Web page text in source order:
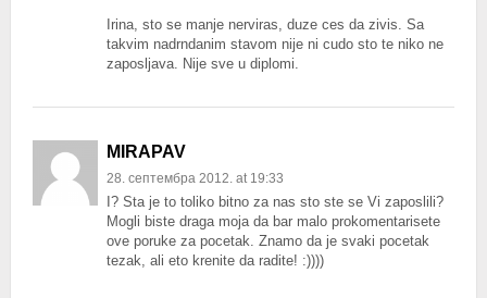
Irina, sto se manje nerviras, duze ces da zivis. Sa
takvim nadrndanim stavom nije ni cudo sto te niko ne
zaposljava. Nije sve u diplomi.
MIRAPAV
28. септембра 2012. at 19:33
I? Sta je to toliko bitno za nas sto ste se Vi zaposlili?
Mogli biste draga moja da bar malo prokomentarisete
ove poruke za pocetak. Znamo da je svaki pocetak
tezak, ali eto krenite da radite! :))))